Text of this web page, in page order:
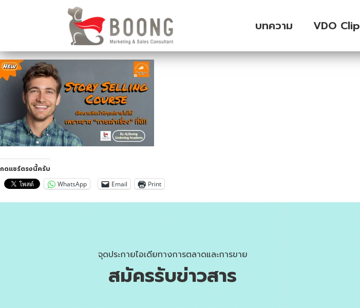
บทความ VDO Clip
กดแชร์ตรงนี้ครับ
WhatsApp Email Print
จุดประกายไอเดียทางการตลาดและการขาย
สมัครรับข่าวสาร